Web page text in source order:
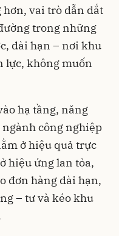
vai trò dẫn dắt
trong những
dài hạn – nơi khu
lực, không muốn
hạ tầng, năng
công nghiệp
ở hiệu quả trực
hiệu ứng lan tỏa,
đơn hàng dài hạn,
– tư và kéo khu